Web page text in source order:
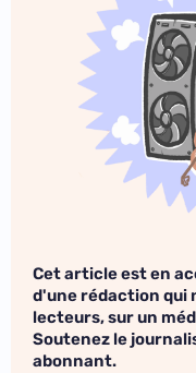
Cet article est en
d'une rédaction qui
lecteurs, sur un
Soutenez le
abonnant.